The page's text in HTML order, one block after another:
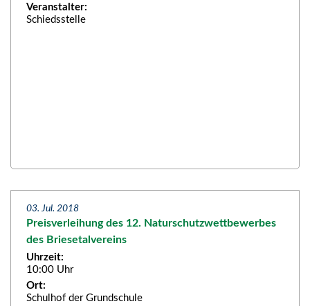
Veranstalter:
Schiedsstelle
03. Jul. 2018
Preisverleihung des 12. Naturschutzwettbewerbes
des Briesetalvereins
Uhrzeit:
10:00 Uhr
Ort:
Schulhof der Grundschule